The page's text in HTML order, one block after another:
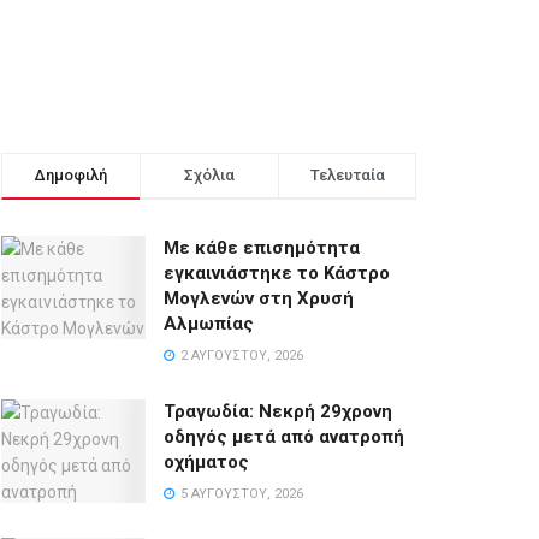
Δημοφιλή Σχόλια Τελευταία
Με κάθε επισημότητα
εγκαινιάστηκε το Κάστρο
Μογλενών στη Χρυσή
Αλμωπίας
2 ΑΥΓΟΎΣΤΟΥ, 2026
Τραγωδία: Νεκρή 29χρονη
οδηγός μετά από ανατροπή
οχήματος
5 ΑΥΓΟΎΣΤΟΥ, 2026